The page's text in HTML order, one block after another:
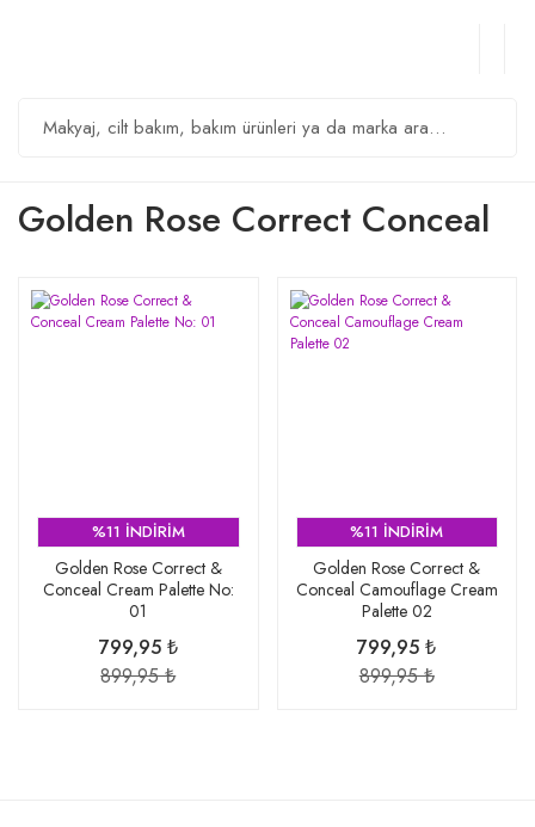
Golden Rose Correct Conceal
%11 İNDİRİM
Golden Rose Correct &
Conceal Cream Palette No:
01
799,95 ₺
899,95 ₺
%11 İNDİRİM
Golden Rose Correct &
Conceal Camouflage Cream
Palette 02
799,95 ₺
899,95 ₺